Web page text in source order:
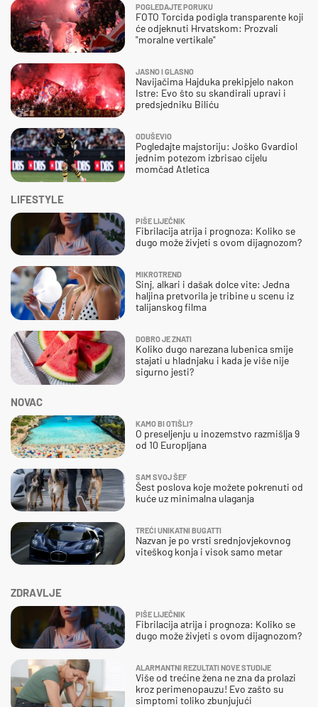
ZDRAVLJE
PIŠE LIJEČNIK
Fibrilacija atrija i prognoza: Koliko se
dugo može živjeti s ovom dijagnozom?
ALARMANTNI REZULTATI NOVE STUDIJE
Više od trećine žena ne zna da prolazi
kroz perimenopauzu! Evo zašto su
simptomi toliko zbunjujući
POGLEDAJTE PORUKU
FOTO Torcida podigla transparente koji
će odjeknuti Hrvatskom: Prozvali
"moralne vertikale"
JASNO I GLASNO
Navijačima Hajduka prekipjelo nakon
Istre: Evo što su skandirali upravi i
predsjedniku Biliću
ODUŠEVIO
Pogledajte majstoriju: Joško Gvardiol
jednim potezom izbrisao cijelu
momčad Atletica
NOVAC
KAMO BI OTIŠLI?
O preseljenju u inozemstvo razmišlja 9
od 10 Europljana
SAM SVOJ ŠEF
Šest poslova koje možete pokrenuti od
kuće uz minimalna ulaganja
TREĆI UNIKATNI BUGATTI
Nazvan je po vrsti srednjovjekovnog
viteškog konja i visok samo metar
LIFESTYLE
PIŠE LIJEČNIK
Fibrilacija atrija i prognoza: Koliko se
dugo može živjeti s ovom dijagnozom?
MIKROTREND
Sinj, alkari i dašak dolce vite: Jedna
haljina pretvorila je tribine u scenu iz
talijanskog filma
DOBRO JE ZNATI
Koliko dugo narezana lubenica smije
stajati u hladnjaku i kada je više nije
sigurno jesti?